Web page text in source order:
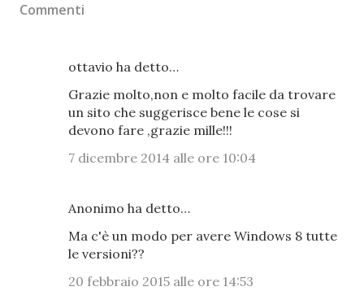
Commenti
ottavio ha detto…
Grazie molto,non e molto facile da trovare
un sito che suggerisce bene le cose si
devono fare ,grazie mille!!!
7 dicembre 2014 alle ore 10:04
Anonimo ha detto…
Ma c'è un modo per avere Windows 8 tutte
le versioni??
20 febbraio 2015 alle ore 14:53